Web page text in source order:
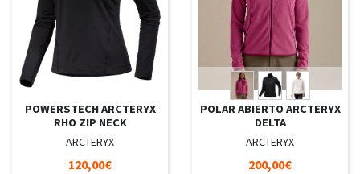
POWERSTECH ARCTERYX
RHO ZIP NECK
ARCTERYX
120,00€
POLAR ABIERTO ARCTERYX
DELTA
ARCTERYX
200,00€